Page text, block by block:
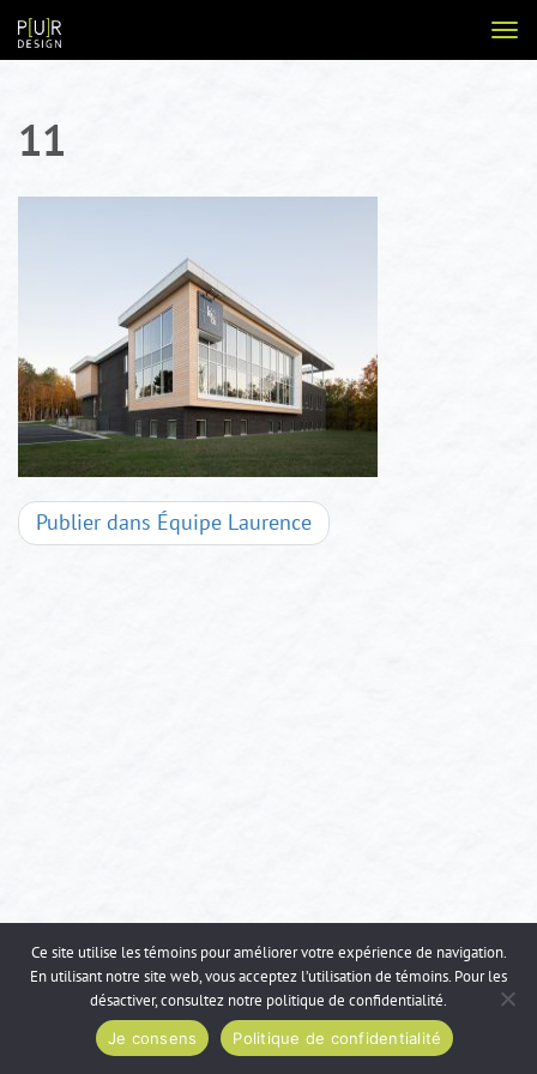
contenu
11
Navigation
Publier dans Équipe Laurence
Voir
Ce site utilise les témoins pour améliorer votre expérience de navigation.
En utilisant notre site web, vous acceptez l’utilisation de témoins. Pour les
désactiver, consultez notre politique de confidentialité.
Je consens
Politique de confidentialité